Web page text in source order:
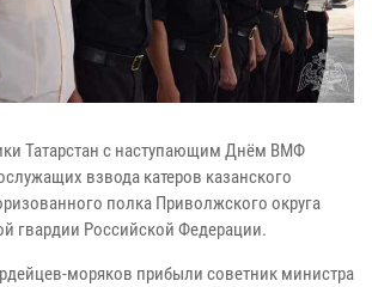
Татарстан с наступающим Днём ВМФ
взвода катеров казанского
полка Приволжского округа
гвардии Российской Федерации.
моряков прибыли советник министра